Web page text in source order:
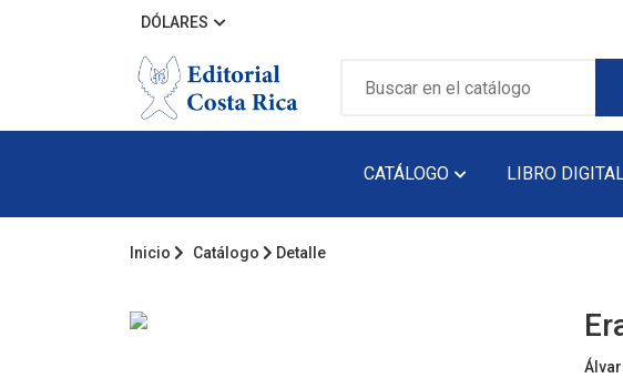
DÓLARES
CATÁLOGO LIBRO
Inicio Catálogo Detalle